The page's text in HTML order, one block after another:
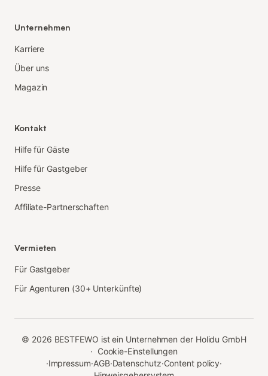
Unternehmen
Karriere
Über uns
Magazin
Kontakt
Hilfe für Gäste
Hilfe für Gastgeber
Presse
Affiliate-Partnerschaften
Vermieten
Für Gastgeber
Für Agenturen (30+ Unterkünfte)
© 2026 BESTFEWO ist ein Unternehmen der Holidu GmbH
· Cookie-Einstellungen
·Impressum·AGB·Datenschutz·Content policy·